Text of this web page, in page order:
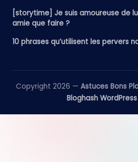
[storytime] Je suis amoureuse de
amie que faire ?
10 phrases qu’utilisent les pervers
Copyright 2026 — Astuces Bons
Bloghash